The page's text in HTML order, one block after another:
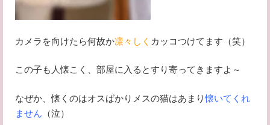
カメラを向けたら何故か凛々しく カッコつけてます（笑）
この子も人懐こく、部屋に入るとすり寄ってきますよ～
なぜか、懐くのはオスばかりメスの猫はあまり懐いてくれ
ません （泣）